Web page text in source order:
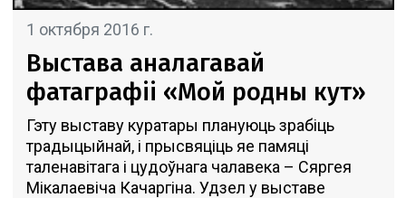
1 октября 2016 г.
Выстава аналагавай
фатаграфii «Мой родны кут»
Гэту выставу куратары плануюць зрабіць
традыцыйнай, і прысвяцiць яе памяці
таленавітага і цудоўнага чалавека – Сяргея
Мiкалаевiча Качаргіна. Удзел у выставе